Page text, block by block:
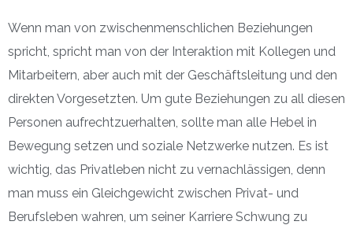
Wenn man von zwischenmenschlichen Beziehungen
spricht, spricht man von der Interaktion mit Kollegen und
Mitarbeitern, aber auch mit der Geschäftsleitung und den
direkten Vorgesetzten. Um gute Beziehungen zu all diesen
Personen aufrechtzuerhalten, sollte man alle Hebel in
Bewegung setzen und soziale Netzwerke nutzen. Es ist
wichtig, das Privatleben nicht zu vernachlässigen, denn
man muss ein Gleichgewicht zwischen Privat- und
Berufsleben wahren, um seiner Karriere Schwung zu